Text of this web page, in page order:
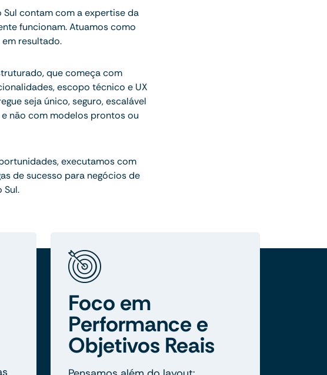
contam com a expertise da
funcionam. Atuamos como
resultado.
que começa com
escopo técnico e UX
seja único, seguro, escalável
não com modelos prontos ou
executamos com
de sucesso para negócios de
Sul.
Foco em
Performance e
Objetivos Reais